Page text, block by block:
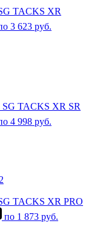
TACKS XR
3 623 руб.
TACKS XR SR
4 998 руб.
TACKS XR PRO
по 1 873 руб.